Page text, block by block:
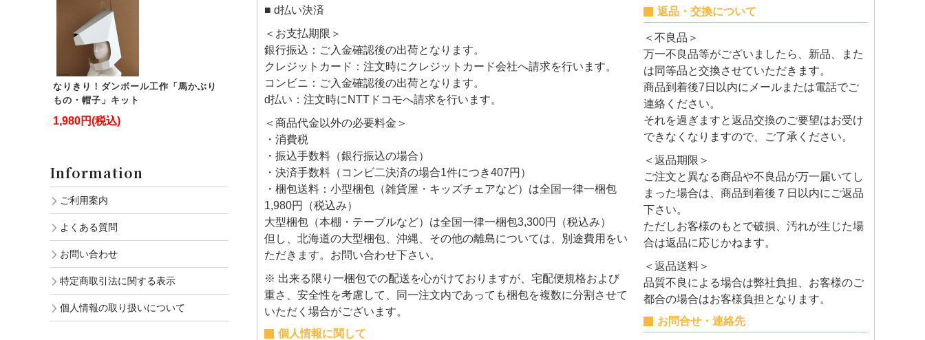
■ d払い決済
＜お支払期限＞
銀行振込：ご入金確認後の出荷となります。
クレジットカード：注文時にクレジットカード会社へ請求を行います。
コンビニ：ご入金確認後の出荷となります。
d払い：注文時にNTTドコモへ請求を行います。
＜商品代金以外の必要料金＞
・消費税
・振込手数料（銀行振込の場合）
・決済手数料（コンビ二決済の場合1件につき407円）
・梱包送料：小型梱包（雑貨屋・キッズチェアなど）は全国一律一梱包
1,980円（税込み）
大型梱包（本棚・テーブルなど）は全国一律一梱包3,300円（税込み）
但し、北海道の大型梱包、沖縄、その他の離島については、別途費用をい
ただきます。お問い合わせ下さい。
※ 出来る限り一梱包での配送を心がけておりますが、宅配便規格および
重さ、安全性を考慮して、同一注文内であっても梱包を複数に分割させて
いただく場合がございます。
個人情報に関して
返品・交換について
＜不良品＞
万一不良品等がございましたら、新品、また
は同等品と交換させていただきます。
商品到着後7日以内にメールまたは電話でご
連絡ください。
それを過ぎますと返品交換のご要望はお受け
できなくなりますので、ご了承ください。
＜返品期限＞
ご注文と異なる商品や不良品が万一届いてし
まった場合は、商品到着後７日以内にご返品
下さい。
ただしお客様のもとで破損、汚れが生じた場
合は返品に応じかねます。
＜返品送料＞
品質不良による場合は弊社負担、お客様のご
都合の場合はお客様負担となります。
お問合せ・連絡先
なりきり！ダンボール工作「馬かぶり
もの・帽子」キット
1,980円(税込)
Information
ご利用案内
よくある質問
お問い合わせ
特定商取引法に関する表示
個人情報の取り扱いについて